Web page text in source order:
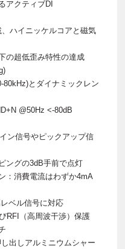
アクティブDI
ハイニッケルコアと磁気
の超低歪み特性の達成
80kHz)とダイナミックレン
@50Hz <-80dB
ン信号やピックアップ信
ングの3dB手前で点灯
：消費電流はわずか4mA
ベル信号に対応
RFI（高周波干渉）保護
出しアルミニウムシャー